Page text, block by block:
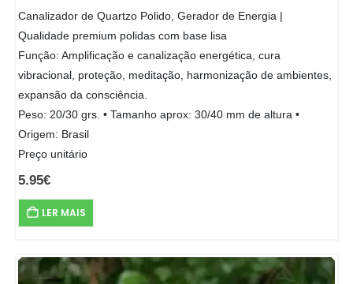
Canalizador de Quartzo Polido, Gerador de Energia |
Qualidade premium polidas com base lisa
Função: Amplificação e canalização energética, cura
vibracional, proteção, meditação, harmonização de ambientes,
expansão da consciência.
Peso: 20/30 grs. • Tamanho aprox: 30/40 mm de altura •
Origem: Brasil
Preço unitário
5.95€
LER MAIS